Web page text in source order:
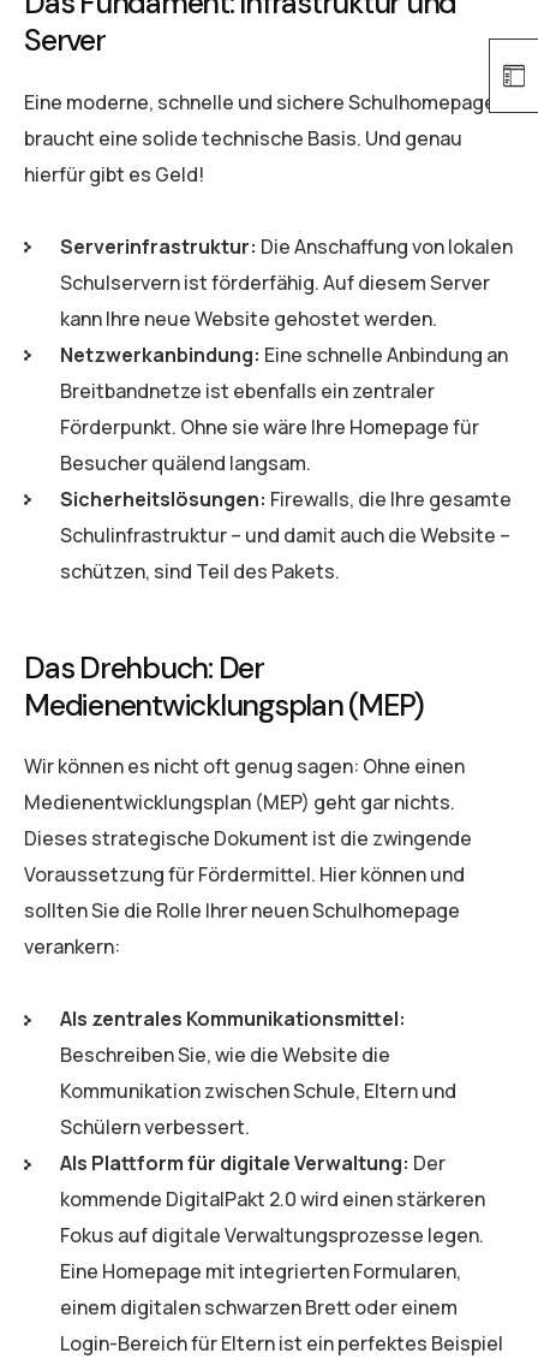
Server
Eine moderne, schnelle und sichere Schulhomepage
braucht eine solide technische Basis. Und genau
hierfür gibt es Geld!
Serverinfrastruktur: Die Anschaffung von lokalen
Schulservern ist förderfähig. Auf diesem Server
kann Ihre neue Website gehostet werden.
Netzwerkanbindung: Eine schnelle Anbindung an
Breitbandnetze ist ebenfalls ein zentraler
Förderpunkt. Ohne sie wäre Ihre Homepage für
Besucher quälend langsam.
Sicherheitslösungen: Firewalls, die Ihre gesamte
Schulinfrastruktur – und damit auch die Website –
schützen, sind Teil des Pakets.
Das Drehbuch: Der
Medienentwicklungsplan (MEP)
Wir können es nicht oft genug sagen: Ohne einen
Medienentwicklungsplan (MEP) geht gar nichts.
Dieses strategische Dokument ist die zwingende
Voraussetzung für Fördermittel. Hier können und
sollten Sie die Rolle Ihrer neuen Schulhomepage
verankern:
Als zentrales Kommunikationsmittel:
Beschreiben Sie, wie die Website die
Kommunikation zwischen Schule, Eltern und
Schülern verbessert.
Als Plattform für digitale Verwaltung: Der
kommende DigitalPakt 2.0 wird einen stärkeren
Fokus auf digitale Verwaltungsprozesse legen.
Eine Homepage mit integrierten Formularen,
einem digitalen schwarzen Brett oder einem
Login-Bereich für Eltern ist ein perfektes Beispiel